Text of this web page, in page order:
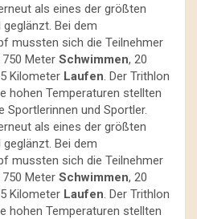
als eines der größten
geglänzt. Bei dem
mussten sich die Teilnehmer
Meter Schwimmen, 20
Kilometer Laufen. Der Trithlon
hohen Temperaturen stellten
Sportlerinnen und Sportler.
als eines der größten
geglänzt. Bei dem
mussten sich die Teilnehmer
Meter Schwimmen, 20
Kilometer Laufen. Der Trithlon
hohen Temperaturen stellten